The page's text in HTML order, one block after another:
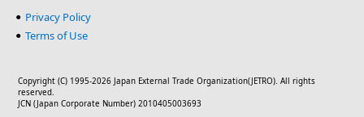
Privacy Policy
Terms of Use
Copyright (C) 1995-2026 Japan External Trade Organization(JETRO). All rights
reserved.
JCN (Japan Corporate Number) 2010405003693